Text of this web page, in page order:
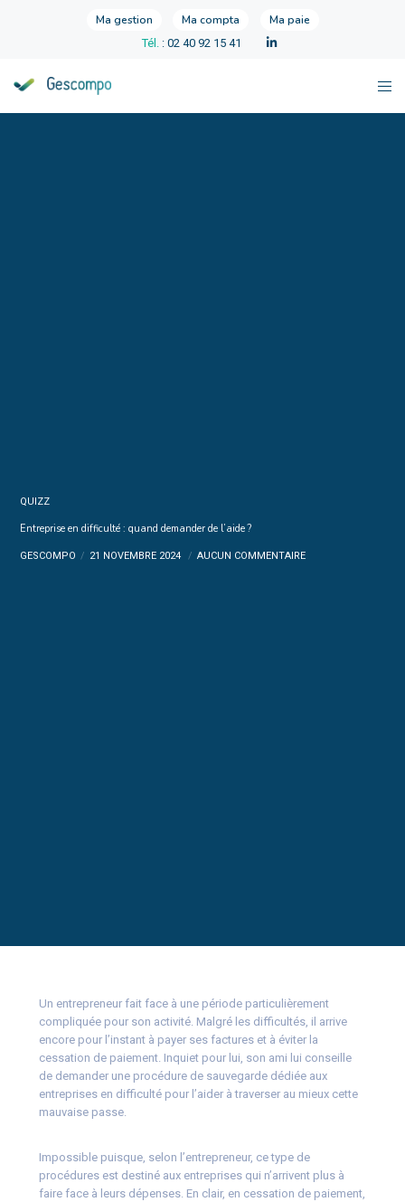
Ma gestion Ma compta Ma paie
Tél. : 02 40 92 15 41
QUIZZ
Entreprise en difficulté : quand demander de l’aide ?
GESCOMPO 21 NOVEMBRE 2024 AUCUN COMMENTAIRE
Un entrepreneur fait face à une période particulièrement
compliquée pour son activité. Malgré les difficultés, il arrive
encore pour l’instant à payer ses factures et à éviter la
cessation de paiement. Inquiet pour lui, son ami lui conseille
de demander une procédure de sauvegarde dédiée aux
entreprises en difficulté pour l’aider à traverser au mieux cette
mauvaise passe.
Impossible puisque, selon l’entrepreneur, ce type de
procédures est destiné aux entreprises qui n’arrivent plus à
faire face à leurs dépenses. En clair, en cessation de paiement,